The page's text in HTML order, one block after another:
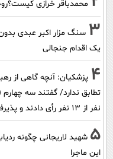
محمدباقر خرازی
3 سنگ مزار اکبر عبدی
یک اقدام جنجالی
4 پزشکیان‌: آنچه گاهی از
نفر از 13 نفر رأی دادند و پذیرفتند
5 شهید لاریجانی چگونه
این ماجرا